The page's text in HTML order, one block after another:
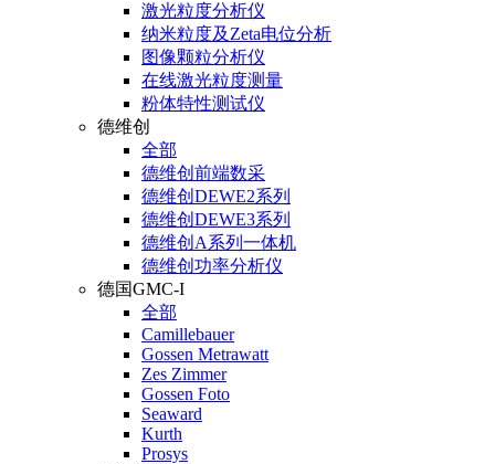
激光粒度分析仪
纳米粒度及Zeta电位分析
图像颗粒分析仪
在线激光粒度测量
粉体特性测试仪
德维创
全部
德维创前端数采
德维创DEWE2系列
德维创DEWE3系列
德维创A系列一体机
德维创功率分析仪
德国GMC-I
全部
Camillebauer
Gossen Metrawatt
Zes Zimmer
Gossen Foto
Seaward
Kurth
Prosys